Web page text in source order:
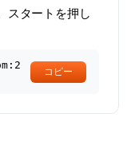
スタートを押し
コピー